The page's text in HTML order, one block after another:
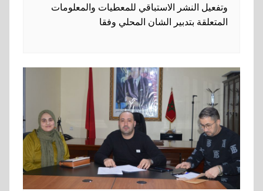
وتفعيل النشر الاستباقي للمعطيات والمعلومات
المتعلقة بتدبير الشان المحلي وفقا